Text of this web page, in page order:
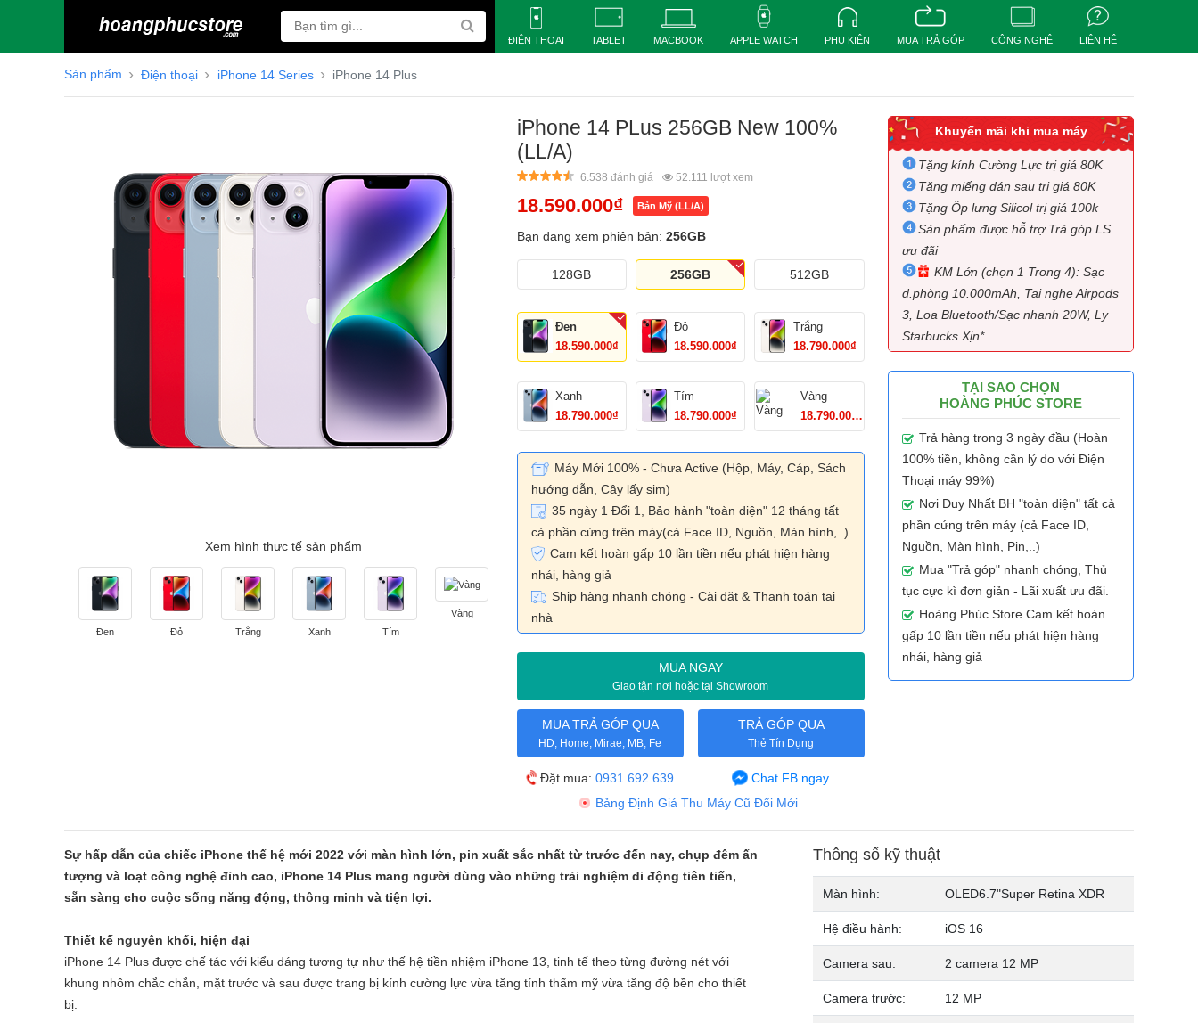
ĐIỆN THOẠI TABLET MACBOOK APPLE WATCH PHỤ KIỆN MUA TRẢ GÓP CÔNG NGHỆ LIÊN HỆ
Sản phẩm Điện thoại iPhone 14 Series iPhone 14 Plus
Xem hình thực tế sản phẩm
Đen Đỏ Trắng Xanh Tím
Vàng
iPhone 14 PLus 256GB New 100%
(LL/A)
6.538 đánh giá 52.111 lượt xem
18.590.000₫ Bản Mỹ (LL/A)
Bạn đang xem phiên bản: 256GB
128GB 256GB 512GB
Đen
18.590.000₫
Đỏ
18.590.000₫
Trắng
18.790.000₫
Xanh
18.790.000₫
Tím
18.790.000₫
Vàng
18.790.000₫
Máy Mới 100% - Chưa Active (Hộp, Máy, Cáp, Sách
hướng dẫn, Cây lấy sim)
35 ngày 1 Đổi 1, Bảo hành "toàn diện" 12 tháng tất
cả phần cứng trên máy(cả Face ID, Nguồn, Màn hình,..)
Cam kết hoàn gấp 10 lần tiền nếu phát hiện hàng
nhái, hàng giả
Ship hàng nhanh chóng - Cài đặt & Thanh toán tại
nhà
MUA NGAY
Giao tận nơi hoặc tại Showroom
MUA TRẢ GÓP QUA
HD, Home, Mirae, MB, Fe
TRẢ GÓP QUA
Thẻ Tín Dụng
Đặt mua: 0931.692.639
Chat FB ngay
Bảng Định Giá Thu Máy Cũ Đổi Mới
Khuyến mãi khi mua máy
Tặng kính Cường Lực trị giá 80K
Tặng miếng dán sau trị giá 80K
Tặng Ốp lưng Silicol trị giá 100k
Sản phẩm được hỗ trợ Trả góp LS
ưu đãi
KM Lớn (chọn 1 Trong 4): Sạc
d.phòng 10.000mAh, Tai nghe Airpods
3, Loa Bluetooth/Sạc nhanh 20W, Ly
Starbucks Xịn*
TẠI SAO CHỌN
HOÀNG PHÚC STORE
Trả hàng trong 3 ngày đầu (Hoàn
100% tiền, không cần lý do với Điện
Thoại máy 99%)
Nơi Duy Nhất BH "toàn diện" tất cả
phần cứng trên máy (cả Face ID,
Nguồn, Màn hình, Pin,..)
Mua "Trả góp" nhanh chóng, Thủ
tục cực kì đơn giản - Lãi xuất ưu đãi.
Hoàng Phúc Store Cam kết hoàn
gấp 10 lần tiền nếu phát hiện hàng
nhái, hàng giả
Sự hấp dẫn của chiếc iPhone thế hệ mới 2022 với màn hình lớn, pin xuất sắc nhất từ trước đến nay, chụp đêm ấn
tượng và loạt công nghệ đỉnh cao, iPhone 14 Plus mang người dùng vào những trải nghiệm di động tiên tiến,
sẵn sàng cho cuộc sống năng động, thông minh và tiện lợi.
Thiết kế nguyên khối, hiện đại
iPhone 14 Plus được chế tác với kiểu dáng tương tự như thế hệ tiền nhiệm iPhone 13, tinh tế theo từng đường nét với
khung nhôm chắc chắn, mặt trước và sau được trang bị kính cường lực vừa tăng tính thẩm mỹ vừa tăng độ bền cho thiết
bị.
Thông số kỹ thuật
Màn hình: OLED6.7"Super Retina XDR
Hệ điều hành: iOS 16
Camera sau: 2 camera 12 MP
Camera trước: 12 MP